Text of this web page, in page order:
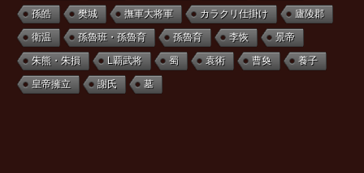
孫皓 樊城 撫軍大将軍 カラクリ仕掛け 廬陵郡
衛温 孫魯班・孫魯育 孫魯育 李恢 景帝
朱熊・朱損 L覇武将 蜀 袁術 曹奐 養子
皇帝擁立 謝氏 墓